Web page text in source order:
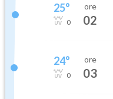
25°
0
ore
02
24°
0
ore
03